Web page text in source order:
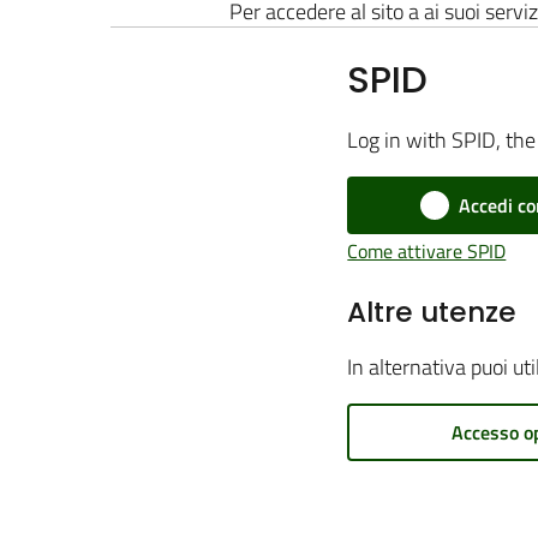
Per accedere al sito a ai suoi
SPID
Log in with SPID,
Accedi
Come attivare SPID
Altre utenze
In alternativa puoi
Accesso